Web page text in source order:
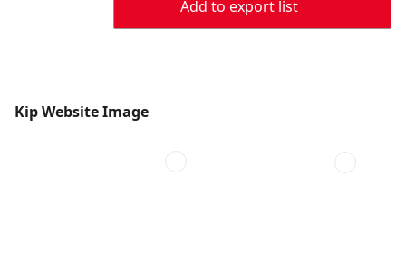
Add to export list
Kip Website Image